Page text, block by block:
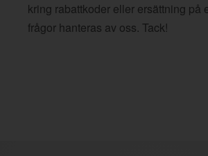
kring rabattkoder eller ersättning på
frågor hanteras av oss. Tack!